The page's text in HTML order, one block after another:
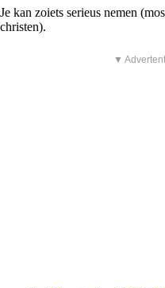
Je kan zoiets serieus nemen
christen).
▼